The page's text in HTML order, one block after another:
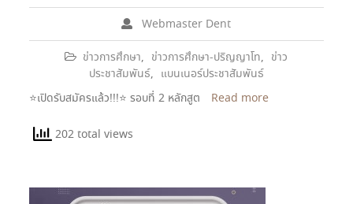
Webmaster Dent
ข่าวการศึกษา, ข่าวการศึกษา-ปริญญาโท, ข่าว
ประชาสัมพันธ์, แบนเนอร์ประชาสัมพันธ์
⭐️เปิดรับสมัครแล้ว!!!⭐️ รอบที่ 2 หลักสูต
Read more
202 total views